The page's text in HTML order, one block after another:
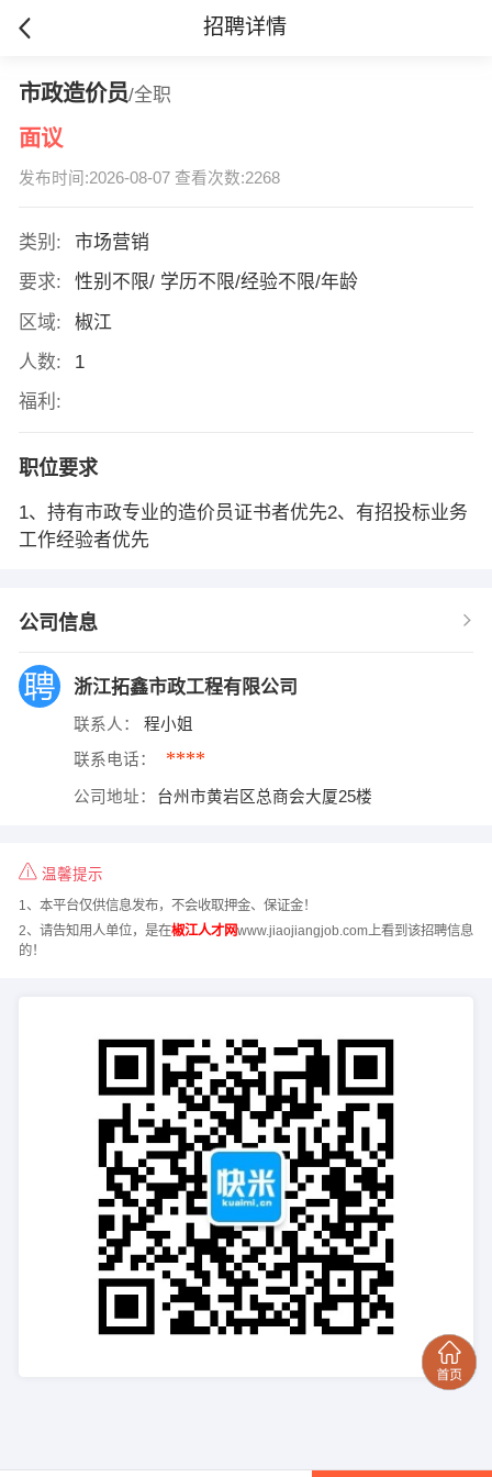
招聘详情
市政造价员/全职
面议
发布时间:2026-08-07 查看次数:2268
类别:
市场营销
要求:
性别不限/ 学历不限/经验不限/年龄
区域:
椒江
人数:
1
福利:
职位要求
1、持有市政专业的造价员证书者优先2、有招投标业务
工作经验者优先
公司信息
浙江拓鑫市政工程有限公司
联系人： 程小姐
联系电话： ****
公司地址： 台州市黄岩区总商会大厦25楼
温馨提示
1、本平台仅供信息发布，不会收取押金、保证金！
2、请告知用人单位，是在椒江人才网www.jiaojiangjob.com上看到该招聘信息
的！